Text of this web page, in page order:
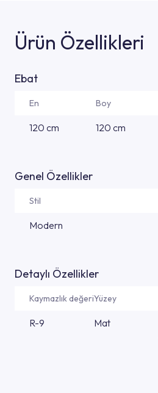
Ürün Özellikleri
Ebat
En Boy
120 cm 120 cm
Genel Özellikler
Stil
Modern
Detaylı Özellikler
Kaymazlık değeriYüzey
R-9 Mat